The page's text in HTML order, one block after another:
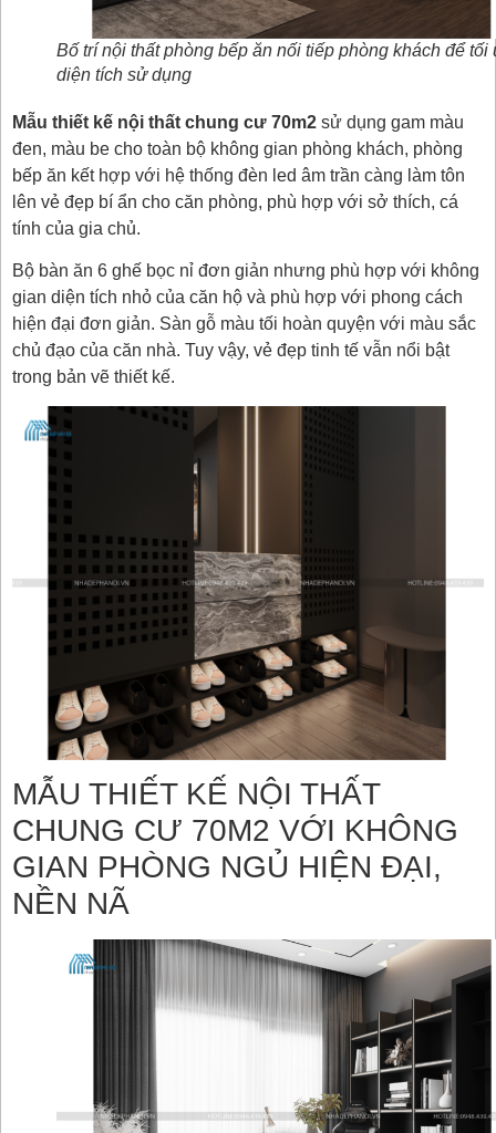
Bố trí nội thất phòng bếp ăn nối tiếp phòng khách để tối
diện tích sử dụng
Mẫu thiết kế nội thất chung cư 70m2 sử dụng gam màu
đen, màu be cho toàn bộ không gian phòng khách, phòng
bếp ăn kết hợp với hệ thống đèn led âm trần càng làm tôn
lên vẻ đẹp bí ẩn cho căn phòng, phù hợp với sở thích, cá
tính của gia chủ.
Bộ bàn ăn 6 ghế bọc nỉ đơn giản nhưng phù hợp với không
gian diện tích nhỏ của căn hộ và phù hợp với phong cách
hiện đại đơn giản. Sàn gỗ màu tối hoàn quyện với màu sắc
chủ đạo của căn nhà. Tuy vậy, vẻ đẹp tinh tế vẫn nổi bật
trong bản vẽ thiết kế.
MẪU THIẾT KẾ NỘI THẤT
CHUNG CƯ 70M2 VỚI KHÔNG
GIAN PHÒNG NGỦ HIỆN ĐẠI,
NỀN NÃ